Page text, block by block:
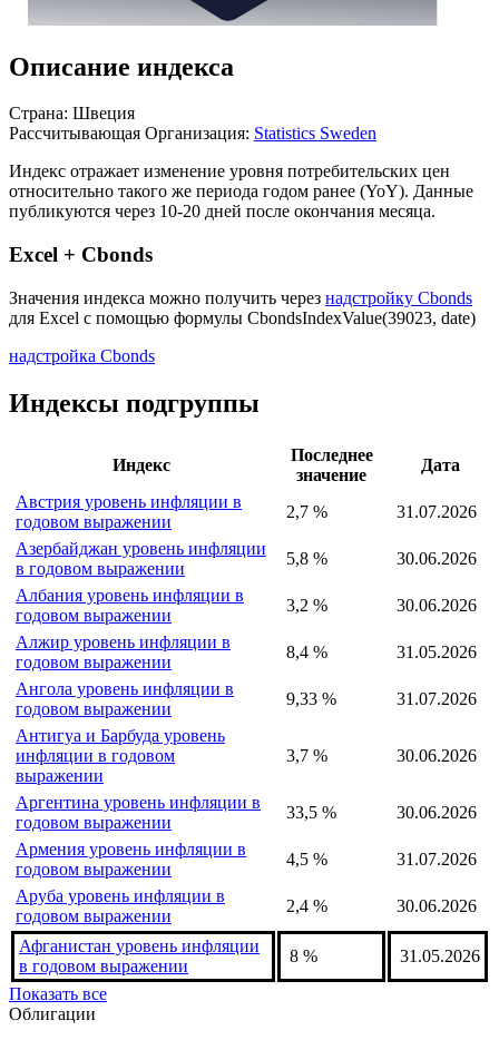
Описание индекса
Страна: Швеция
Рассчитывающая Организация: Statistics Sweden
Индекс отражает изменение уровня потребительских цен
относительно такого же периода годом ранее (YoY). Данные
публикуются через 10-20 дней после окончания месяца.
Excel + Cbonds
Значения индекса можно получить через надстройку Cbonds
для Excel с помощью формулы CbondsIndexValue(39023, date)
надстройка Cbonds
Индексы подгруппы
Индекс
Последнее
значение
Дата
Австрия уровень инфляции в
годовом выражении
2,7 %
31.07.2026
Азербайджан уровень инфляции
в годовом выражении
5,8 %
30.06.2026
Албания уровень инфляции в
годовом выражении
3,2 %
30.06.2026
Алжир уровень инфляции в
годовом выражении
8,4 %
31.05.2026
Ангола уровень инфляции в
годовом выражении
9,33 %
31.07.2026
Антигуа и Барбуда уровень
инфляции в годовом
выражении
3,7 % 30.06.2026
Аргентина уровень инфляции в
годовом выражении
33,5 %
30.06.2026
Армения уровень инфляции в
годовом выражении
4,5 %
31.07.2026
Аруба уровень инфляции в
годовом выражении
2,4 % 30.06.2026
Афганистан уровень инфляции
в годовом выражении
8 %
31.05.2026
Показать все
Облигации